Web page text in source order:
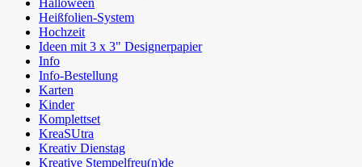
Halloween
Heißfolien-System
Hochzeit
Ideen mit 3 x 3" Designerpapier
Info
Info-Bestellung
Karten
Kinder
Komplettset
KreaSUtra
Kreativ Dienstag
Kreative Stempelfreu(n)de